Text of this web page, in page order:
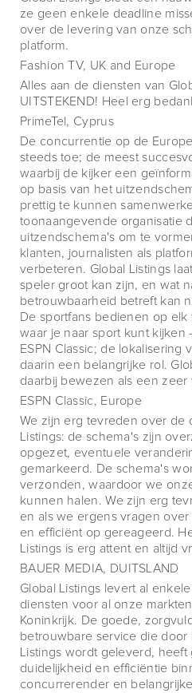
ze geen enkele deadline
over de levering van onze
platform.
Fashion TV, UK and Europe
Alles aan de diensten van
UITSTEKEND! Heel erg
PrimeTel, Cyprus
De concurrentie op de
steeds toe; de meest
waarbij de kijker een
op basis van het
prettig te kunnen
toonaangevende organisatie
uitzendschema's om te
klanten, journalisten als
verbeteren. Global Listings
speler groot kan zijn, en wat
betrouwbaarheid betreft kan
De sportfans bedienen op
waar je naar sport kunt kijken
ESPN Classic; de lokalisering
daarin een belangrijke rol.
daarbij bewezen als een zeer
ESPN Classic, Europe
We zijn erg tevreden over de
Listings: de schema's zijn
opgezet, eventuele
gemarkeerd. De schema's
verzonden, waardoor we
kunnen halen. We zijn erg
en als we ergens vragen
en efficiënt op gereageerd.
Listings is erg attent en altijd
BAUER MEDIA, DUITSLAND
Global Listings levert al
diensten voor al onze
Koninkrijk. De goede,
betrouwbare service die door
Listings wordt geleverd,
duidelijkheid en efficiëntie
concurrerender en